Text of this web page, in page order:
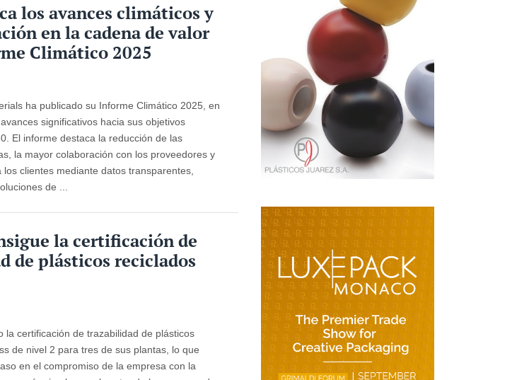
los avances climáticos y
en la cadena de valor
Climático 2025
ha publicado su Informe Climático 2025, en
significativos hacia sus objetivos
El informe destaca la reducción de las
la mayor colaboración con los proveedores y
clientes mediante datos transparentes,
de ...
la certificación de
de plásticos reciclados
la certificación de trazabilidad de plásticos
de nivel 2 para tres de sus plantas, lo que
en el compromiso de la empresa con la